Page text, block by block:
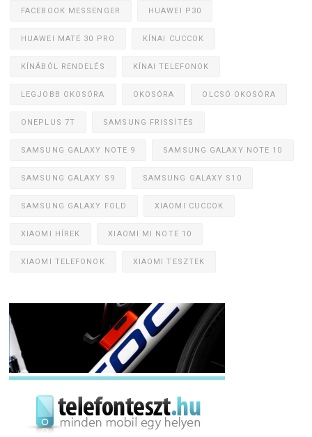
FACEBOOK MESSENGER HUAWEI P30
HUAWEI MATE 30 PRO KÍNAI CUCCOK
KÍNÁBÓL RENDELÉS KÍNAI TELEFONOK
LEGJOBB OKOSÓRA OKOSÓRA OLCSÓ OKOSÓRA
ONEPLUS 7T SAMSUNG FRISSÍTÉS
SAMSUNG GALAXY NOTE 9 SAMSUNG GALAXY NOTE 10
SAMSUNG GALAXY S9 SAMSUNG GALAXY S10
SAMSUNG GALAXY FOLD XIAOMI CUCCOK
XIAOMI HÍREK XIAOMI MI NOTE 10
XIAOMI TELEFONOK XIAOMI TESZTEK